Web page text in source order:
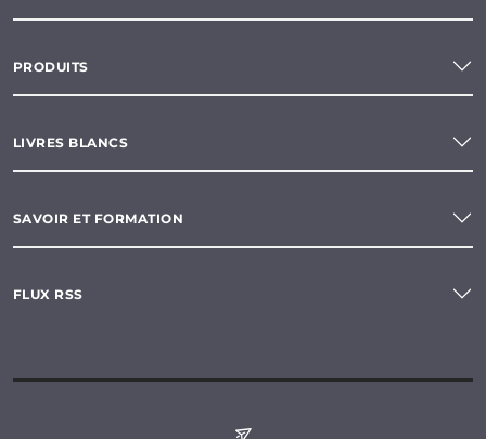
PRODUITS
LIVRES BLANCS
SAVOIR ET FORMATION
FLUX RSS